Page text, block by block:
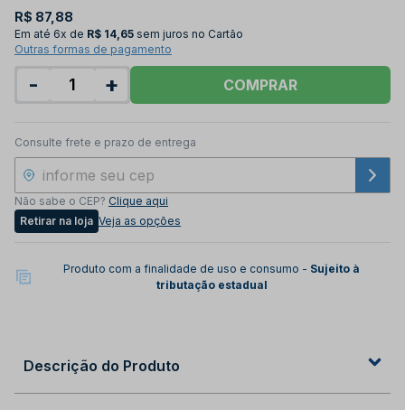
R$ 87,88
Em até 6x de R$ 14,65 sem juros no Cartão
Outras formas de pagamento
- + COMPRAR
Consulte frete e prazo de entrega
Não sabe o CEP? Clique aqui
Retirar na loja Veja as opções
Produto com a finalidade de uso e consumo - Sujeito à
tributação estadual
Descrição do Produto